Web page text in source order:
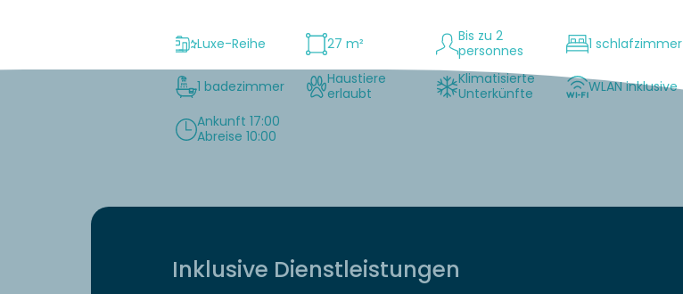
Luxe-Reihe 27 m²
Bis zu 2
personnes
1 schlafzimmer
1 badezimmer
Haustiere
erlaubt
Klimatisierte
Unterkünfte
WLAN inklusive
Ankunft 17:00
Abreise 10:00
Inklusive Dienstleistungen